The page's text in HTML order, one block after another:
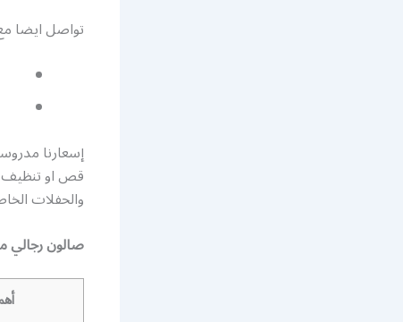
تواصل ايضا
إسعارنا
قص او تنظيف
والحفلات
صالون رجالي